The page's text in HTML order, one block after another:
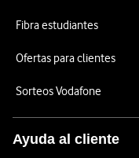
Fibra estudiantes
Ofertas para clientes
Sorteos Vodafone
Ayuda al cliente